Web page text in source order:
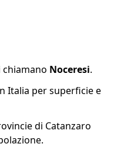
chiamano Noceresi.
Italia per superficie e
di Catanzaro